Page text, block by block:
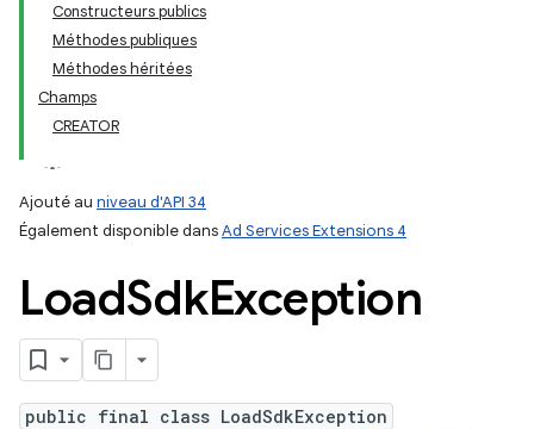
Constructeurs publics
Méthodes publiques
Méthodes héritées
Champs
CREATOR
Ajouté au niveau d'API 34
Également disponible dansAd Services Extensions 4
LoadSdkException
public final class LoadSdkException